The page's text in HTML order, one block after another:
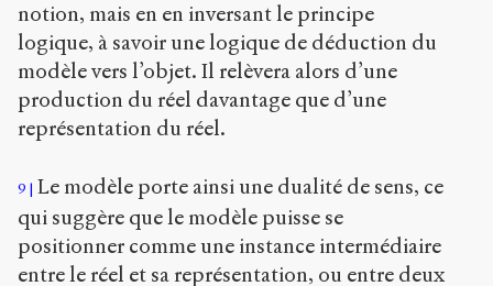
notion, mais en en inversant le principe
logique, à savoir une logique de déduction du
modèle vers l’objet. Il relèvera alors d’une
production du réel davantage que d’une
représentation du réel.
9
Le modèle porte ainsi une dualité de sens, ce
qui suggère que le modèle puisse se
positionner comme une instance intermédiaire
entre le réel et sa représentation, ou entre deux